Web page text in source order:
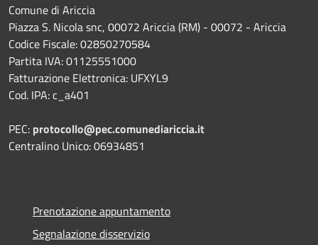
Comune di Ariccia
Piazza S. Nicola snc, 00072 Ariccia (RM) - 00072 - Ariccia
Codice Fiscale: 02850270584
Partita IVA: 01125551000
Fatturazione Elettronica: UFXYL9
Cod. IPA: c_a401
PEC: protocollo@pec.comunediariccia.it
Centralino Unico: 06934851
Prenotazione appuntamento
Segnalazione disservizio